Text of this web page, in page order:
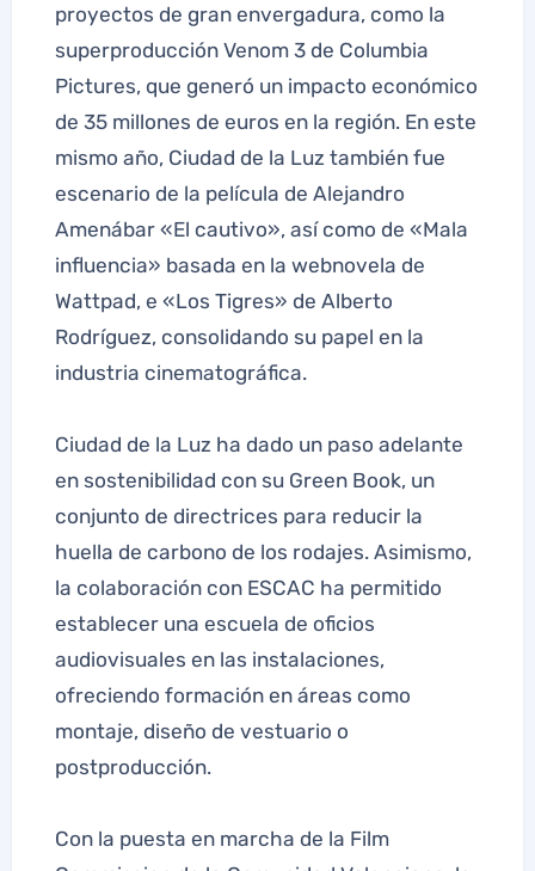
proyectos de gran envergadura, como la
superproducción Venom 3 de Columbia
Pictures, que generó un impacto económico
de 35 millones de euros en la región. En este
mismo año, Ciudad de la Luz también fue
escenario de la película de Alejandro
Amenábar «El cautivo», así como de «Mala
influencia» basada en la webnovela de
Wattpad, e «Los Tigres» de Alberto
Rodríguez, consolidando su papel en la
industria cinematográfica.
Ciudad de la Luz ha dado un paso adelante
en sostenibilidad con su Green Book, un
conjunto de directrices para reducir la
huella de carbono de los rodajes. Asimismo,
la colaboración con ESCAC ha permitido
establecer una escuela de oficios
audiovisuales en las instalaciones,
ofreciendo formación en áreas como
montaje, diseño de vestuario o
postproducción.
Con la puesta en marcha de la Film